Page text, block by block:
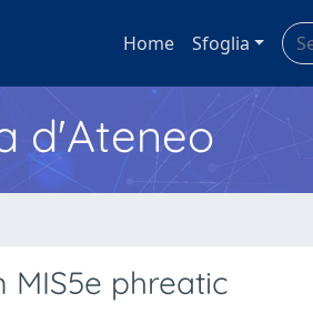
Home Sfoglia
d'Ateneo
phreatic